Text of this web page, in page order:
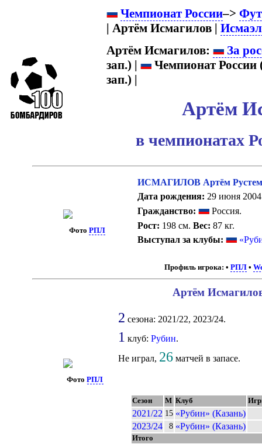
Чемпионат России–>
| Артём Исмагилов |
Артём Исмагилов:
За
зап.) |
Чемпионат России
зап.) |
Артём
в чемпионатах
Фото РПЛ
ИСМАГИЛОВ Артём
Дата рождения: 29 июня 2004
Гражданство:
Россия.
Рост: 198 см.Вес: 87 кг.
Выступал за клубы:
Профиль игрока: •РПЛ •
ФотоРПЛ
Артём
2 сезона: 2021/22, 2023/24.
1 клуб:Рубин.
Не играл, 26 матчей в запасе.
Сезон М Клуб
2021/22 15 «Рубин» (Казань)
2023/24
8 «Рубин» (Казань)
Итого